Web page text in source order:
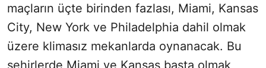
maçların üçte birinden fazlası, Miami, Kansas
City, New York ve Philadelphia dahil olmak
üzere klimasız mekanlarda oynanacak. Bu